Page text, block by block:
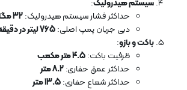
سیستم هیدرولیک:
حداکثر فشار سیستم هیدرولیک:32 مگاپاسکال
دبی جریان پمپ اصلی:765 لیتر در دقیقه
باکت و بازو:
ظرفیت باکت:4.5 متر مکعب
حداکثر عمق حفاری:8.2 متر
حداکثر شعاع حفاری:13.5 متر